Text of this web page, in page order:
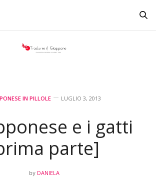
IN PILLOLE LUGLIO 3, 2013
e i gatti
parte]
by DANIELA